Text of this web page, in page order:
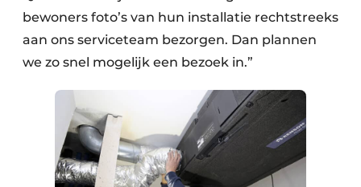
bewoners foto’s van hun installatie rechtstreeks
aan ons serviceteam bezorgen. Dan plannen
we zo snel mogelijk een bezoek in.”